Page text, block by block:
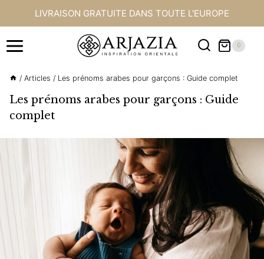
LIVRAISON GRATUITE DANS TOUTE L'EUROPE
0
/ Articles / Les prénoms arabes pour garçons : Guide complet
Les prénoms arabes pour garçons : Guide
complet